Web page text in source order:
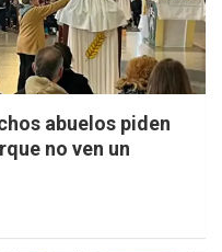
abuelos piden
no ven un